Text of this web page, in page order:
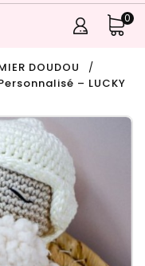
0
DOUDOU
– LUCKY